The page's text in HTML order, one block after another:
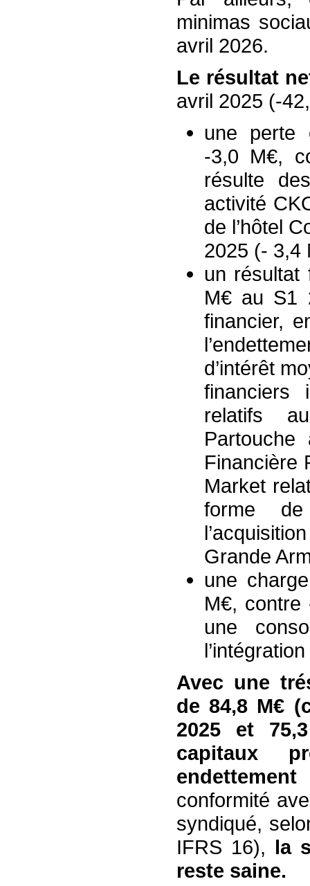
minimas
avril 2026.
Le résultat
avril 2025 (-
une perte
-3,0 M€,
résulte
activité
de l’hôtel
2025 (- 3,4
un résultat
M€ au S1
financier,
d’intérêt
financiers
relatifs
Financière
Market
forme
Grande
une
M€,
une
Avec une
de 84,8 M€
2025 et
capitaux
conformité
syndiqué,
IFRS 16), la
reste saine.